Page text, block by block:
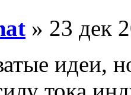
» 23 дек
идеи,